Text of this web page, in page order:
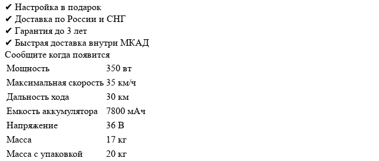
✔ Настройка в подарок
✔ Доставка по России и СНГ
✔ Гарантия до 3 лет
✔ Быстрая доставка внутри МКАД
Сообщите когда появится
Мощность
350 вт
Максимальная скорость 35 км/ч
Дальность хода
30 км
Емкость аккумулятора
7800 мАч
Напряжение
36 В
Масса
17 кг
Масса с упаковкой
20 кг